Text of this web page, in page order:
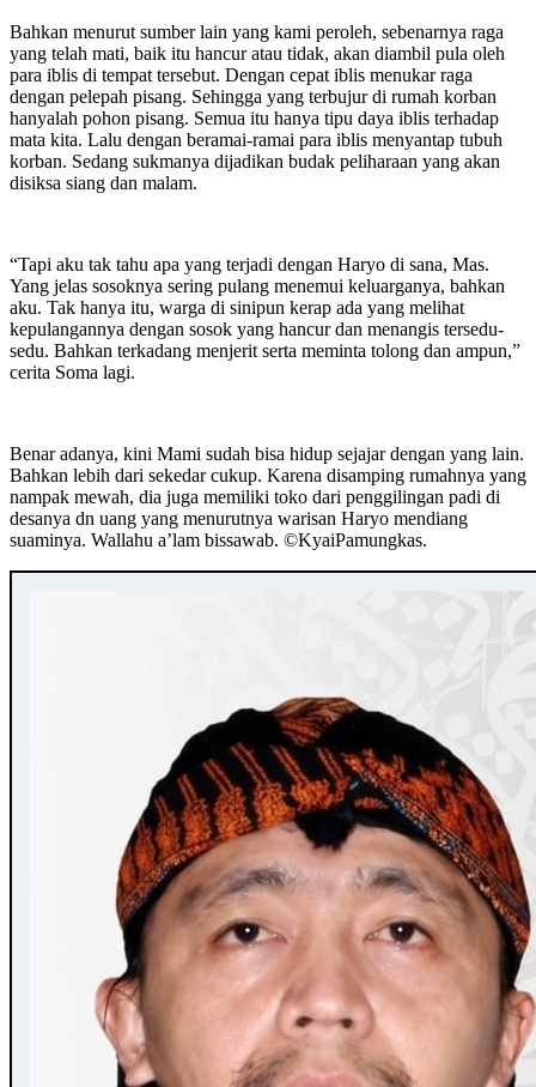
Bahkan menurut sumber lain yang kami peroleh, sebenarnya raga
yang telah mati, baik itu hancur atau tidak, akan diambil pula oleh
para iblis di tempat tersebut. Dengan cepat iblis menukar raga
dengan pelepah pisang. Sehingga yang terbujur di rumah korban
hanyalah pohon pisang. Semua itu hanya tipu daya iblis terhadap
mata kita. Lalu dengan beramai-ramai para iblis menyantap tubuh
korban. Sedang sukmanya dijadikan budak peliharaan yang akan
disiksa siang dan malam.
“Tapi aku tak tahu apa yang terjadi dengan Haryo di sana, Mas.
Yang jelas sosoknya sering pulang menemui keluarganya, bahkan
aku. Tak hanya itu, warga di sinipun kerap ada yang melihat
kepulangannya dengan sosok yang hancur dan menangis tersedu-
sedu. Bahkan terkadang menjerit serta meminta tolong dan ampun,”
cerita Soma lagi.
Benar adanya, kini Mami sudah bisa hidup sejajar dengan yang lain.
Bahkan lebih dari sekedar cukup. Karena disamping rumahnya yang
nampak mewah, dia juga memiliki toko dari penggilingan padi di
desanya dn uang yang menurutnya warisan Haryo mendiang
suaminya. Wallahu a’lam bissawab. ©️KyaiPamungkas.